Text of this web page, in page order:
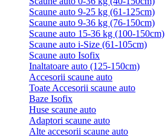
Scaune auto 9-25 kg (61-125cm)
Scaune auto 9-36 kg (76-150cm)
Scaune auto 15-36 kg (100-150cm)
Scaune auto i-Size (61-105cm)
Scaune auto Isofix
Inaltatoare auto (125-150cm)
Accesorii scaune auto
Toate Accesorii scaune auto
Baze Isofix
Huse scaune auto
Adaptori scaune auto
Alte accesorii scaune auto